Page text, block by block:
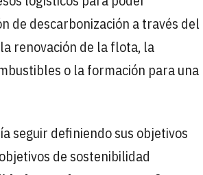
de descarbonización a través del
renovación de la flota, la
o la formación para una
seguir definiendo sus objetivos
de sostenibilidad